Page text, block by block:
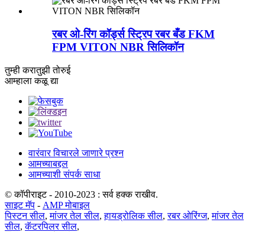
रबर ओ-रिंग कॉर्ड्स स्ट्रिप रबर बँड FKM
FPM VITON NBR सिलिकॉन
तुम्ही करातुझी तोरुई
आम्हाला कळू द्या
वारंवार विचारले जाणारे प्रश्न
आमच्याबद्दल
आमच्याशी संपर्क साधा
© कॉपीराइट - 2010-2023 : सर्व हक्क राखीव.
साइट मॅप - AMP मोबाइल
पिस्टन सील,मांजर तेल सील,हायड्रोलिक सील,रबर ओरिंग्ज,मांजर तेल
सील,कॅटरपिलर सील,